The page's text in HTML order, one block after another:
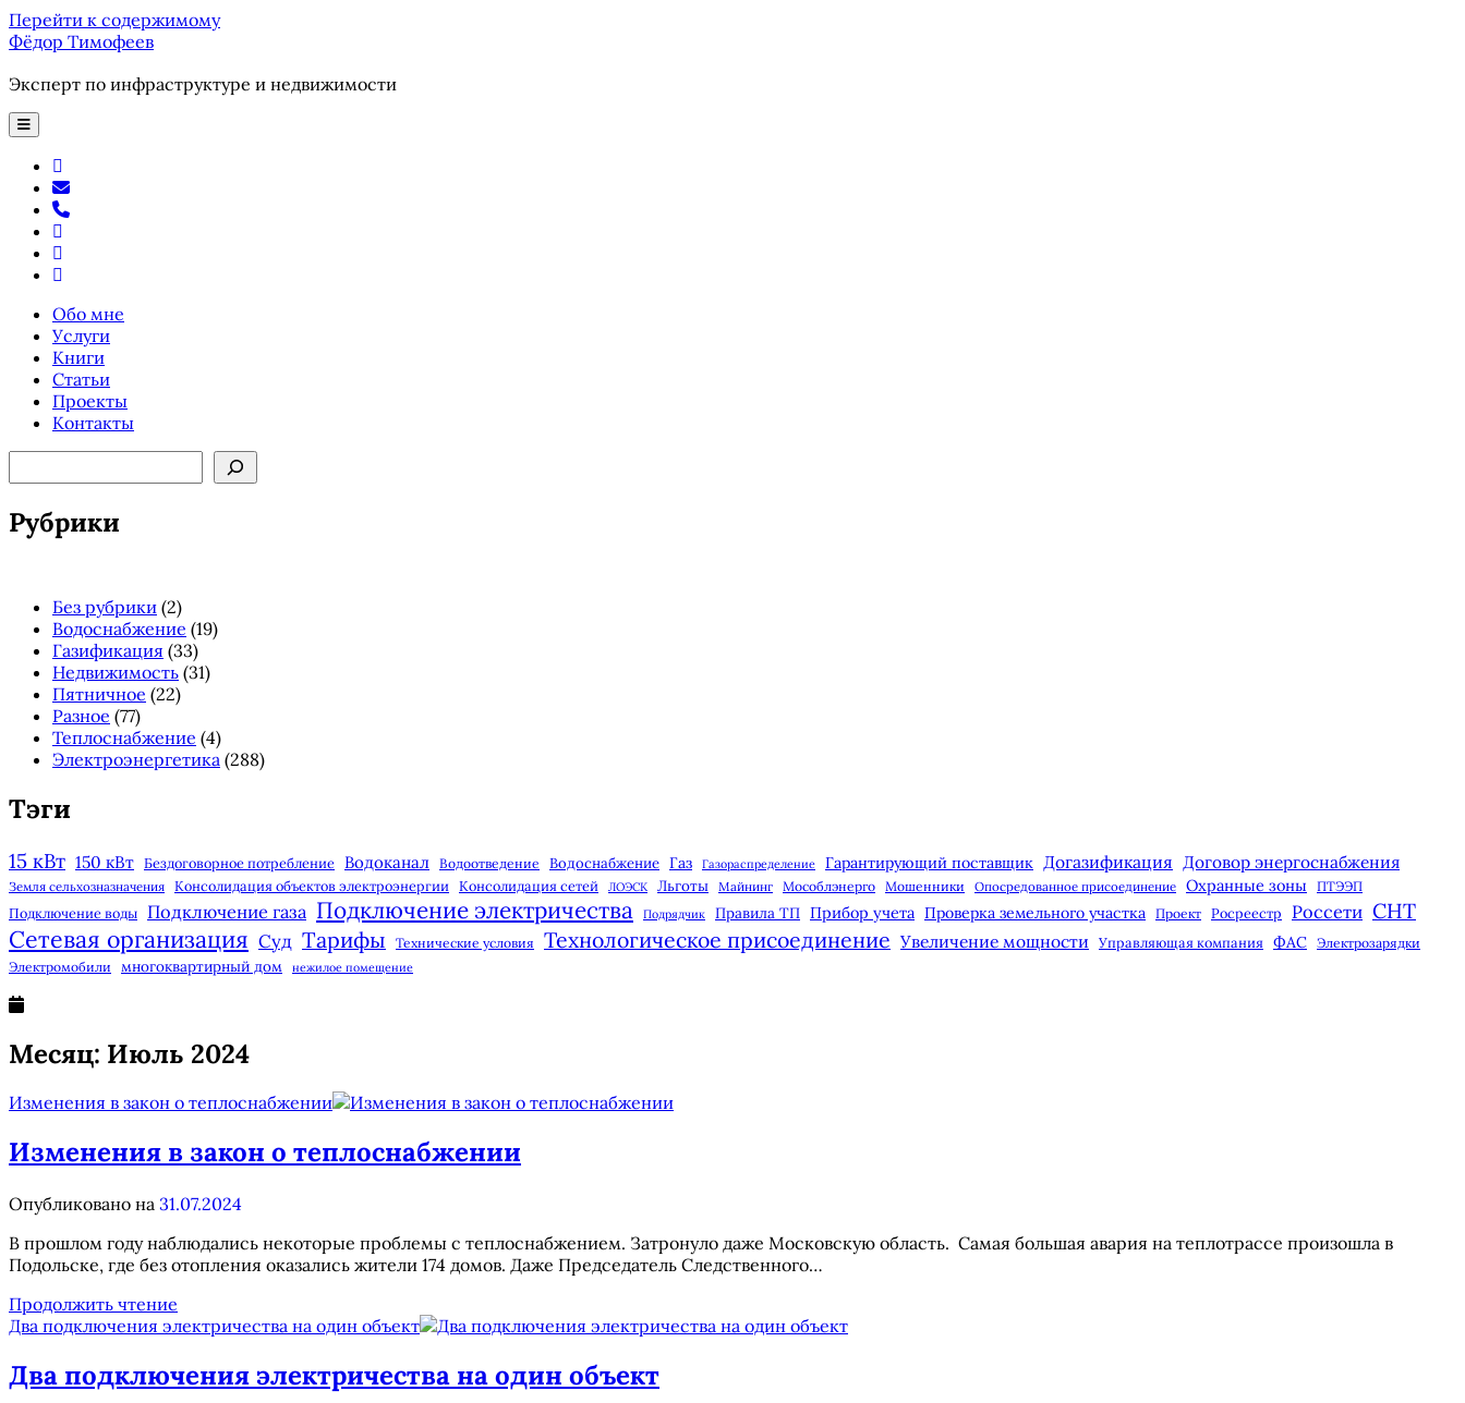
Перейти к содержимому
Фёдор Тимофеев
Эксперт по инфраструктуре и недвижимости
отрыть
основное
меню
email
phone
Обо мне
Услуги
Книги
Статьи
Проекты
Контакты
Рубрики
Без рубрики (2)
Водоснабжение (19)
Газификация (33)
Недвижимость (31)
Пятничное (22)
Разное (77)
Теплоснабжение (4)
Электроэнергетика (288)
Тэги
15 кВт 150 кВт Бездоговорное потребление Водоканал Водоотведение Водоснабжение Газ Газораспределение Гарантирующий поставщик Догазификация Договор энергоснабжения
Земля сельхозназначения Консолидация объектов электроэнергии Консолидация сетей ЛОЭСК Льготы Майнинг Мособлэнерго Мошенники Опосредованное присоединение Охранные зоны ПТЭЭП
Подключение воды Подключение газа Подключение электричества Подрядчик Правила ТП Прибор учета Проверка земельного участка Проект Росреестр Россети СНТ
Сетевая организация Суд Тарифы Технические условия Технологическое присоединение Увеличение мощности Управляющая компания ФАС Электрозарядки
Электромобили
многоквартирный дом нежилое помещение
Месяц: Июль 2024
Изменения в закон о теплоснабжении
Изменения в закон о теплоснабжении
Опубликовано на 31.07.2024
В прошлом году наблюдались некоторые проблемы с теплоснабжением. Затронуло даже Московскую область. Самая большая авария на теплотрассе произошла в
Подольске, где без отопления оказались жители 174 домов. Даже Председатель Следственного…
Продолжить чтение
в
о
теплоснабжении
Два подключения электричества на один объект
Два подключения электричества на один объект